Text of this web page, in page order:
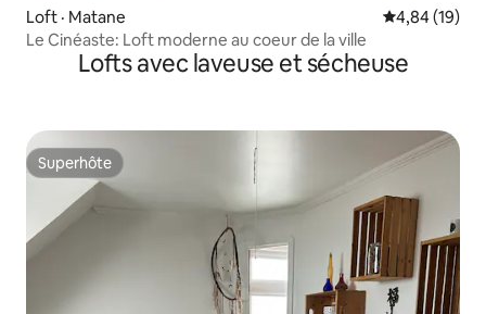
Loft · Matane Note
4,84 (19)
Le Cinéaste: Loft moderne au coeur de la ville
Lofts avec laveuse et sécheuse
Superhôte
Superhôte